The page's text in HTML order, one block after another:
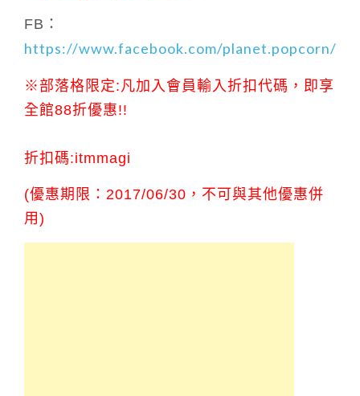
FB：
https://www.facebook.com/planet.popcorn/
※ 部落格限定:凡加入會員輸入折扣代碼，即享
全館88折優惠!!
折扣碼:itmmagi
(優惠期限：2017/06/30，不可與其他優惠併
用)